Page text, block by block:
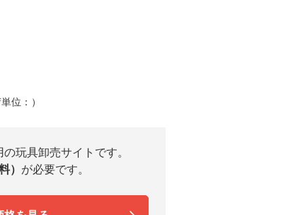
位：）
玩具卸売サイトです。
） が必要です。